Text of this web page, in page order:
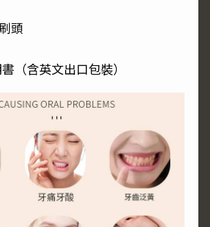
頭
（含英文出口包裝）